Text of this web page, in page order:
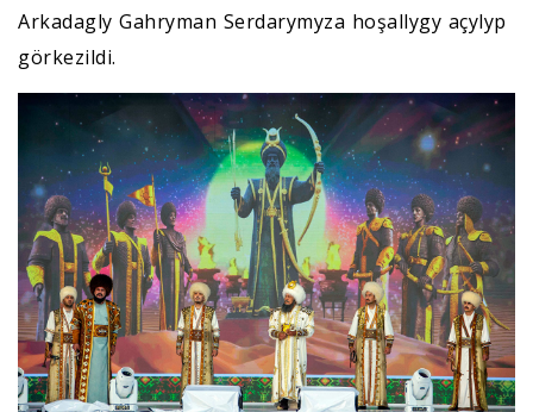
Arkadagly Gahryman Serdarymyza hoşallygy açylyp
görkezildi.